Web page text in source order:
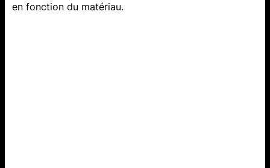
en fonction du matériau.